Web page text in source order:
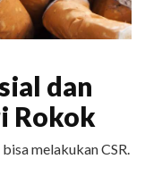
dan
Rokok
melakukan CSR.